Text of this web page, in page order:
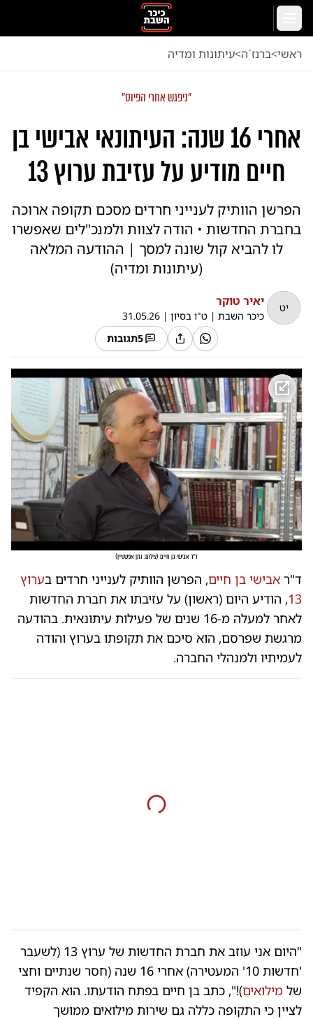
דלג לתוכן הראשי
ראשי<ברנז´ה<עיתונות ומדיה
"ניפגש אחרי הפיוס"
אחרי 16 שנה: העיתונאי אבישי בן
חיים מודיע על עזיבת ערוץ 13
הפרשן הוותיק לענייני חרדים מסכם תקופה ארוכה
בחברת החדשות • הודה לצוות ולמנכ"לים שאפשרו
לו להביא קול שונה למסך | ההודעה המלאה
(עיתונות ומדיה)
יט יאיר טוקר
כיכר השבת | ט"ו בסיון |
31.05.26
5תגובות
ד"ר אבישי בן חיים (צילום: נתן אפשטיין)
ד"ר אבישי בן חיים, הפרשן הוותיק לענייני חרדים בערוץ
13, הודיע היום (ראשון) על עזיבתו את חברת החדשות
לאחר למעלה מ-16 שנים של פעילות עיתונאית. בהודעה
מרגשת שפרסם, הוא סיכם את תקופתו בערוץ והודה
לעמיתיו ולמנהלי החברה.
"היום אני עוזב את חברת החדשות של ערוץ 13 (לשעבר
'חדשות 10' המעטירה) אחרי 16 שנה (חסר שנתיים וחצי
של מילואים)!", כתב בן חיים בפתח הודעתו. הוא הקפיד
לציין כי התקופה כללה גם שירות מילואים ממושך